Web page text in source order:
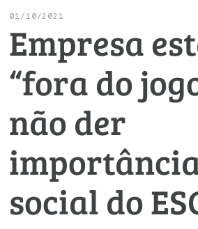
Economia Digital
Inteligência Artificial
Turismo
PROJETOS ESPECIAIS:
Afixação de preços e fiscalização
PROJETOS ESPECIAIS:
Logística Reversa
COP30
Serviços
SESC
SENAC
Cecomercio
Licitações
Conselho de Assuntos Tributários
Conselho Estadual de Defesa do
Conselho de Economia Empresarial e Política
Conselho Superior de Direito
Conselho do Comércio Atacadista
Advocacy
01/10/2021
Empresa
“fora do
não der
social do